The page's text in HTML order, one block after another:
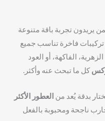
تجربة باقة متنوعة
تركيبات فاخرة تناسب جميع
الفاكهة، أو العود
كل ما تبحث عنه وأكثر.
بدقة يُعد من العطور الأكثر
ناجحة ومحبوبة بالفعل